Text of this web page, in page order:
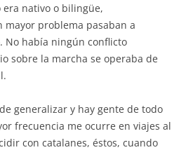
nativo o bilingüe,
mayor problema pasaban a
No había ningún conflicto
sobre la marcha se operaba de
generalizar y hay gente de todo
frecuencia me ocurre en viajes al
con catalanes, éstos, cuando